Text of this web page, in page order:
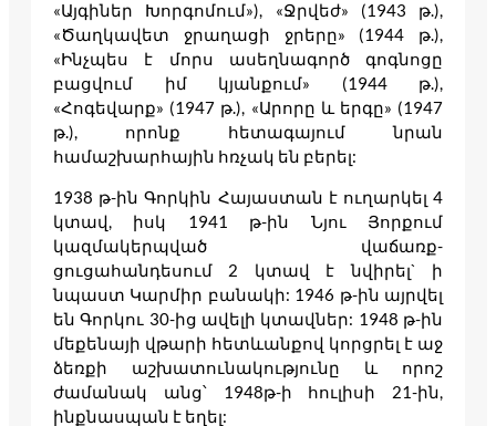
«Այգիներ Խորգոմում»), «Ջրվեժ» (1943 թ.),
«Ծաղկավետ ջրաղացի ջրերը» (1944 թ.),
«Ինչպես է մորս ասեղնագործ գոգնոցը
բացվում իմ կյանքում» (1944 թ.),
«Հոգեվարք» (1947 թ.), «Արորը և երգը» (1947
թ.), որոնք հետագայում նրան
համաշխարհային հռչակ են բերել:
1938 թ-ին Գորկին Հայաստան է ուղարկել 4
կտավ, իսկ 1941 թ-ին Նյու Յորքում
կազմակերպված վաճառք-
ցուցահանդեսում 2 կտավ է նվիրել` ի
նպաստ Կարմիր բանակի: 1946 թ-ին այրվել
են Գորկու 30-ից ավելի կտավներ: 1948 թ-ին
մեքենայի վթարի հետևանքով կորցրել է աջ
ձեռքի աշխատունակությունը և որոշ
ժամանակ անց՝ 1948թ-ի հուլիսի 21-ին,
ինքնասպան է եղել: